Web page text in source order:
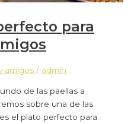
para
amigos / admin
de las paellas a
sobre una de las
el plato perfecto para